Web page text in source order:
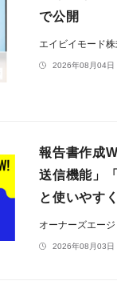
で公開
エイビイモード
2026年08月04日
報告書作成
送信機能」
と使いやすく
オーナーズエー
2026年08月03日